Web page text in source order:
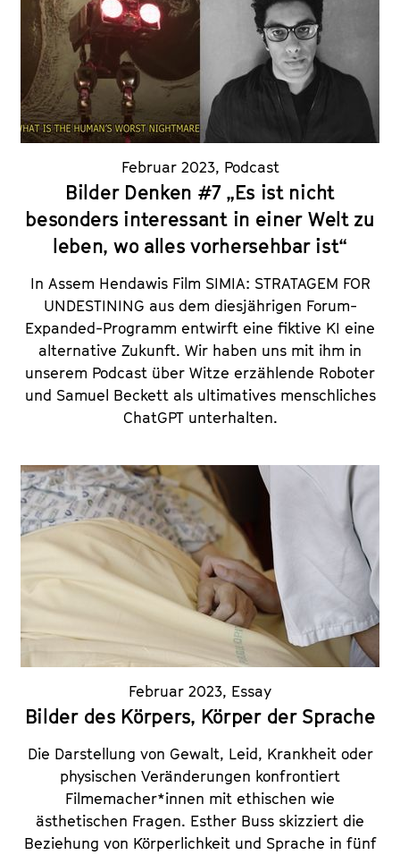
Februar 2023, Podcast
Bilder Denken #7 „Es ist nicht
besonders interessant in einer Welt zu
leben, wo alles vorhersehbar ist“
In Assem Hendawis Film SIMIA: STRATAGEM FOR
UNDESTINING aus dem diesjährigen Forum-
Expanded-Programm entwirft eine fiktive KI eine
alternative Zukunft. Wir haben uns mit ihm in
unserem Podcast über Witze erzählende Roboter
und Samuel Beckett als ultimatives menschliches
ChatGPT unterhalten.
Februar 2023, Essay
Bilder des Körpers, Körper der Sprache
Die Darstellung von Gewalt, Leid, Krankheit oder
physischen Veränderungen konfrontiert
Filmemacher*innen mit ethischen wie
ästhetischen Fragen. Esther Buss skizziert die
Beziehung von Körperlichkeit und Sprache in fünf